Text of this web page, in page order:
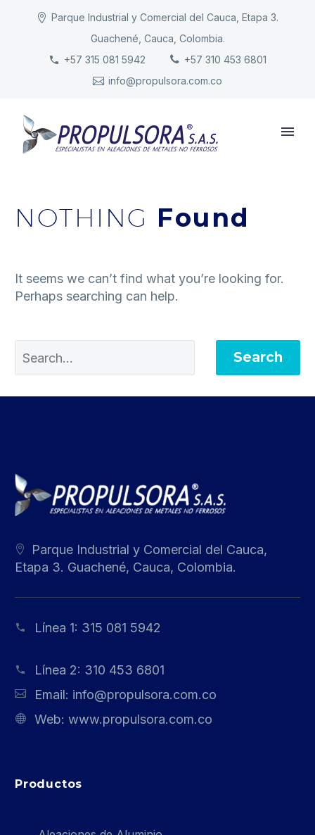
Parque Industrial y Comercial del Cauca, Etapa 3.
Guachené, Cauca, Colombia.
+57 315 081 5942
+57 310 453 6801
info@propulsora.com.co
INICIO
PRODUCTOS
NOTHING Found
It seems we can’t find what you’re looking for.
Perhaps searching can help.
Search
Parque Industrial y Comercial del Cauca,
Etapa 3. Guachené, Cauca, Colombia.
Línea 1: 315 081 5942
Línea 2: 310 453 6801
Email: info@propulsora.com.co
Web: www.propulsora.com.co
Productos